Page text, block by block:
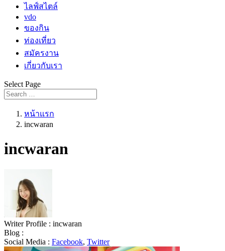
ไลฟ์สไตล์
vdo
ของกิน
ท่องเที่ยว
สมัครงาน
เกี่ยวกับเรา
Select Page
หน้าแรก
incwaran
incwaran
Writer Profile : incwaran
Blog :
Social Media : Facebook, Twitter